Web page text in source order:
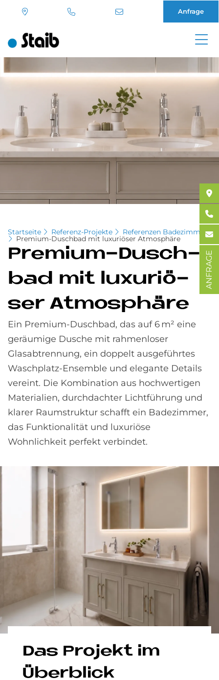
Inhalt
Anfrage
Startseite Referenz-Projekte Referenzen Badezimmer
Premium-Duschbad mit luxuriöser Atmosphäre
Pre­mi­um-Dusch­
bad mit lu­xu­riö­
ser At­mo­sphä­re
Ein Premium‑Duschbad, das auf 6 m² eine
geräumige Dusche mit rahmenloser
Glasabtrennung, ein doppelt ausgeführtes
Waschplatz‑Ensemble und elegante Details
vereint. Die Kombination aus hochwertigen
Materialien, durchdachter Lichtführung und
klarer Raumstruktur schafft ein Badezimmer,
das Funktionalität und luxuriöse
Wohnlichkeit perfekt verbindet.
Das Pro­je­kt im
Über­bli­ck
ANFRAGE